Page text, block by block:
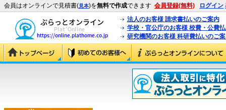
会員はオンラインで見積書(見本)を無料で作成できます 会員登録(無料) ログイン
法人のお客様 請求書払いのご案内
学校・官公庁のお客様 校費・公費
研究機関のお客様 科研費払いのご